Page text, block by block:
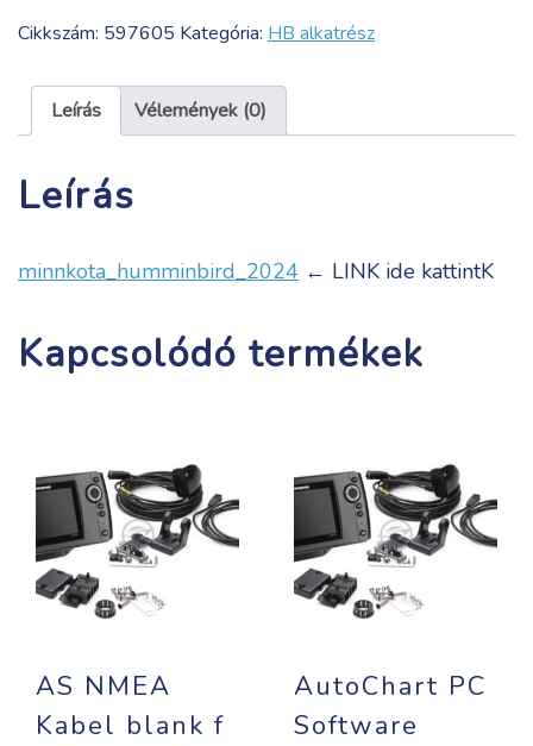
f
1100
mennyiség
Cikkszám: 597605 Kategória: HB alkatrész
Leírás Vélemények (0)
Leírás
minnkota_humminbird_2024 ← LINK ide kattintK
Kapcsolódó termékek
AS NMEA
Kabel blank f
AutoChart PC
Software